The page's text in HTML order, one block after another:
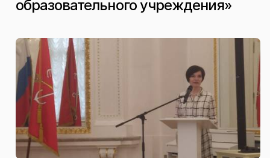
образовательного учреждения»